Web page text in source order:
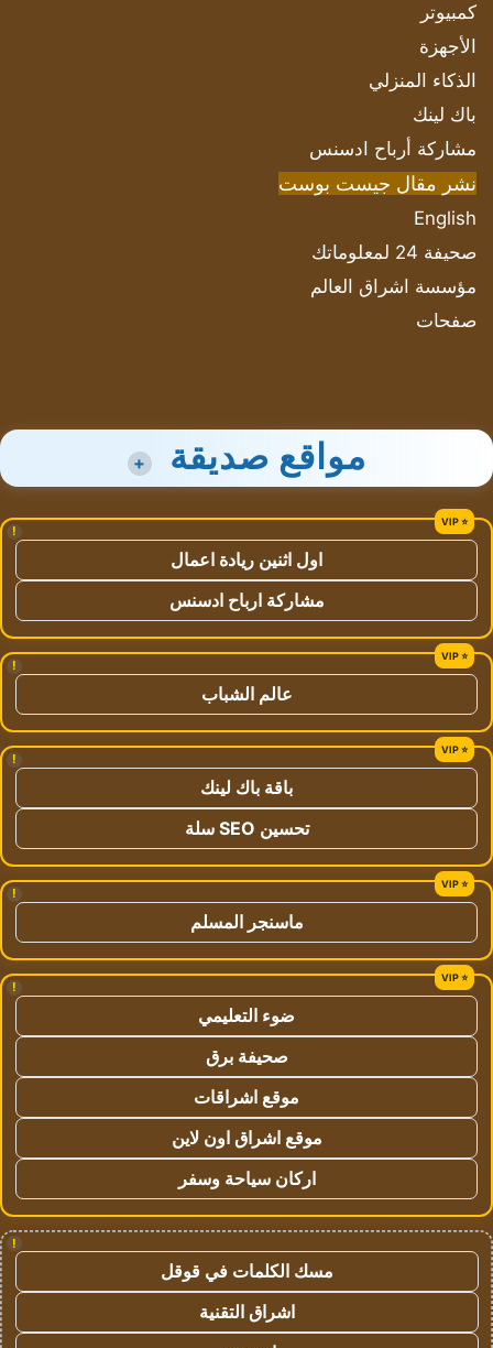
كمبيوتر
الأجهزة
الذكاء المنزلي
باك لينك
مشاركة أرباح ادسنس
نشر مقال جيست بوست
English
صحيفة 24 لمعلوماتك
مؤسسة اشراق العالم
صفحات
مواقع صديقة +
!
اول اثنين ريادة اعمال
مشاركة ارباح ادسنس
!
عالم الشباب
!
باقة باك لينك
تحسين SEO سلة
!
ماسنجر المسلم
!
ضوء التعليمي
صحيفة برق
موقع اشراقات
موقع اشراق اون لاين
اركان سياحة وسفر
!
مسك الكلمات في قوقل
اشراق التقنية